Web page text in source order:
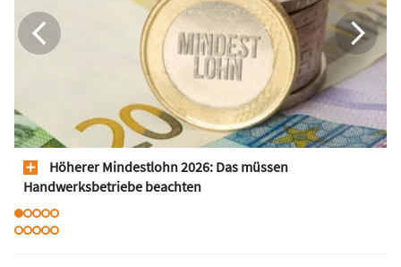
Höherer Mindestlohn 2026: Das müssen
Handwerksbetriebe beachten